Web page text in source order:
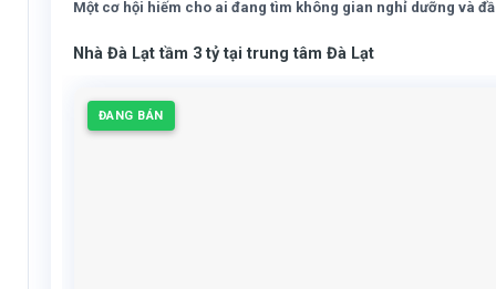
Một cơ hội hiếm cho ai đang tìm không gian nghỉ dưỡng và
Nhà Đà Lạt tầm 3 tỷ tại trung tâm Đà Lạt
ĐANG BÁN